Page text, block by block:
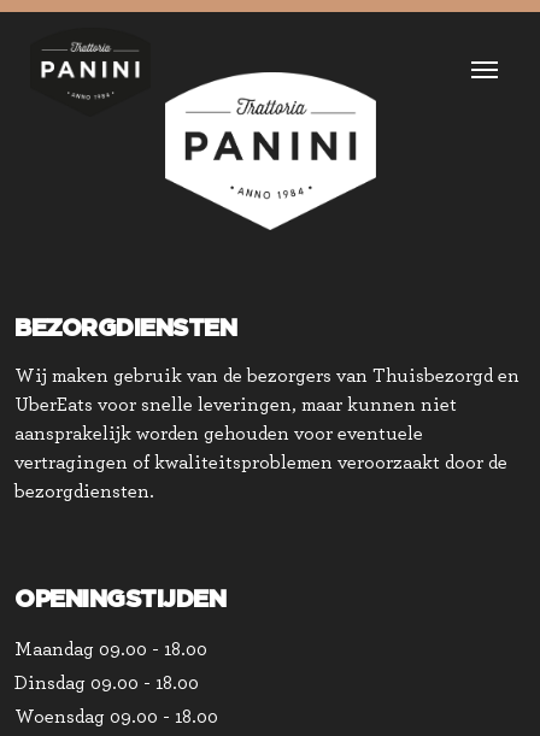
BEZORGDIENSTEN
Wij maken gebruik van de bezorgers van Thuisbezorgd en
UberEats voor snelle leveringen, maar kunnen niet
aansprakelijk worden gehouden voor eventuele
vertragingen of kwaliteitsproblemen veroorzaakt door de
bezorgdiensten.
OPENINGSTIJDEN
Maandag 09.00 - 18.00
Dinsdag 09.00 - 18.00
Woensdag 09.00 - 18.00